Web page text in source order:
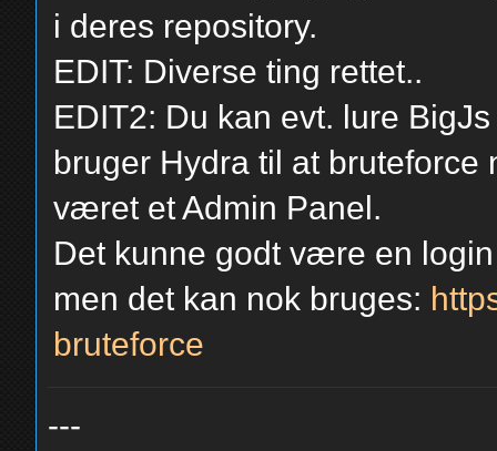
i deres repository.
EDIT: Diverse ting rettet..
EDIT2: Du kan evt. lure
bruger Hydra til at
været et Admin Panel.
Det kunne godt være en
men det kan nok bruges:
bruteforce
---